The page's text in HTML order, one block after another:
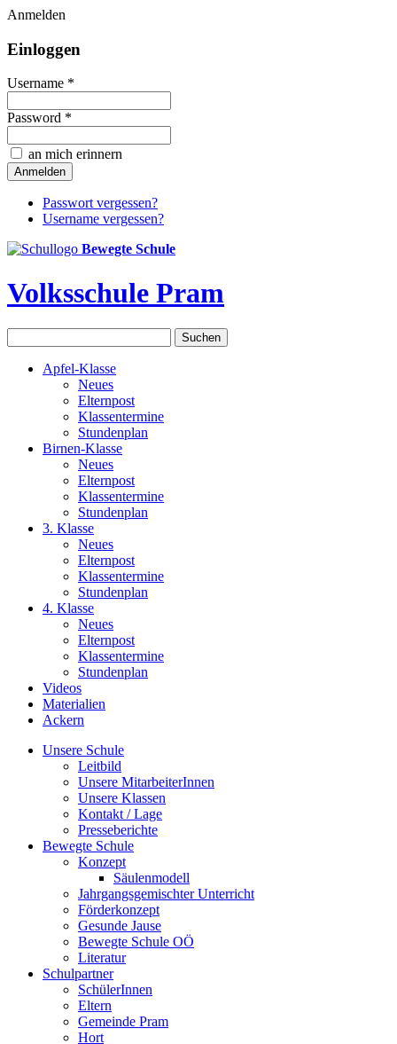
Anmelden
Einloggen
Username *
Password *
an mich erinnern
Passwort vergessen?
Username vergessen?
Bewegte Schule
Volksschule Pram
Apfel-Klasse
Neues
Elternpost
Klassentermine
Stundenplan
Birnen-Klasse
Neues
Elternpost
Klassentermine
Stundenplan
3. Klasse
Neues
Elternpost
Klassentermine
Stundenplan
4. Klasse
Neues
Elternpost
Klassentermine
Stundenplan
Videos
Materialien
Ackern
Unsere Schule
Leitbild
Unsere MitarbeiterInnen
Unsere Klassen
Kontakt / Lage
Presseberichte
Bewegte Schule
Konzept
Säulenmodell
Jahrgangsgemischter Unterricht
Förderkonzept
Gesunde Jause
Bewegte Schule OÖ
Literatur
Schulpartner
SchülerInnen
Eltern
Gemeinde Pram
Hort